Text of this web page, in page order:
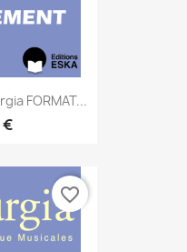
FORMAT...
€
favorite_border